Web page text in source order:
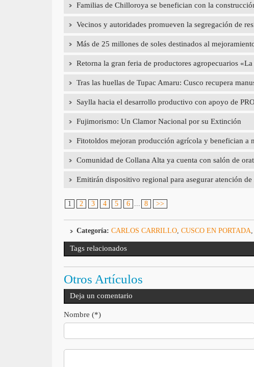
Familias de Chilloroya se benefician con la
Vecinos y autoridades promueven la segregación de
Más de 25 millones de soles destinados al
Retorna la gran feria de productores agropecuarios
Tras las huellas de Tupac Amaru: Cusco recupera
Saylla hacia el desarrollo productivo con apoyo de
Fujimorismo: Un Clamor Nacional por su Extinción
Fitotoldos mejoran producción agrícola y benefician a
Comunidad de Collana Alta ya cuenta con salón de
Emitirán dispositivo regional para asegurar atención
1 2 3 4 5 6 8 >>
Categoría: CARLOS CARRILLO, CUSCO EN PORTADA
Tags relacionados
Otros Artículos
Deja un comentario
Nombre (*)